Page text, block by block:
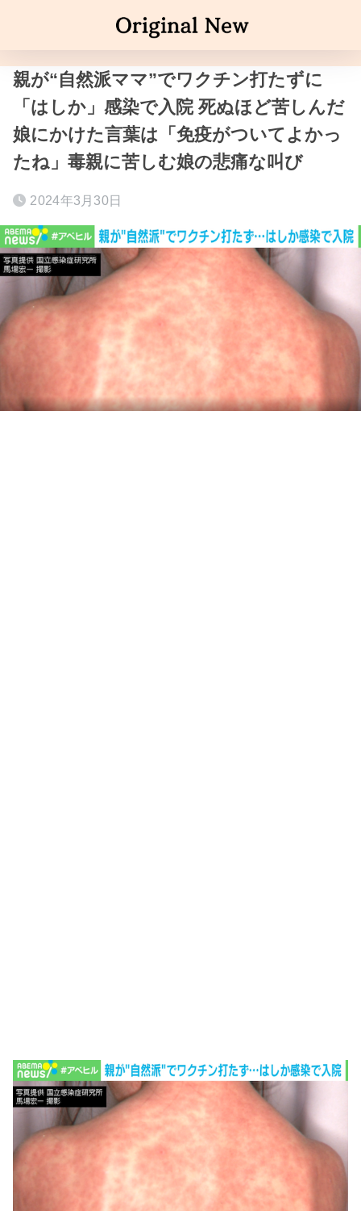
親が“自然派ママ”でワクチン打たずに
「はしか」感染で入院 死ぬほど苦しんだ
娘にかけた言葉は「免疫がついてよかっ
たね」毒親に苦しむ娘の悲痛な叫び
2024年3月30日